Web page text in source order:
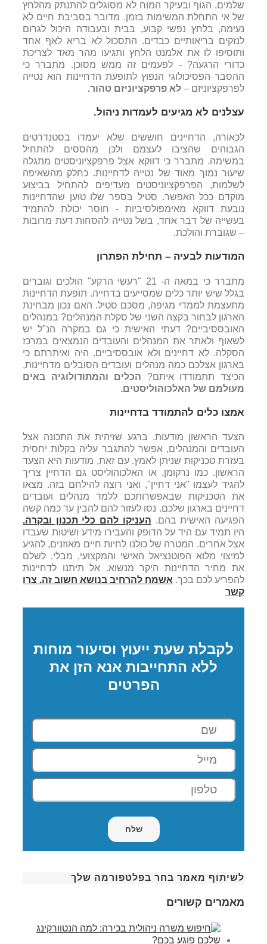
שלמים, הגוף ובעיקר המוח לא מסוגלים להתנתק מהלחץ
של אי התחלת המשימות בזמן. מדובר בסביבת חיים לא
נעימה, בלחץ נפשי קבוע, בבית ובעבודה היכול לגרום
לנזקים בריאותיים כבדים. התסכול לא בריא לאף אחד
ותוסיפו לו את אלמנט הלחץ ותגיעו מהר מאד לצריכת
כדורי הרגעה? - לפעמים זה ממש מסוכן. מתברר כי
ההסבר הפסיכולוגי הנפוץ לתופעת הדחיינות הוא נטייה
לפרפקציוניזם – לא פרפקציוניזם טהור.
עצלנים לא מגיעים לעמדות ניהול.
לכאורה, הדחיינים חוששים שלא יעמדו בסטנדרטים
הגבוהים שהציבו לעצמם ולכן מהססים להתחיל
במשימה. מתברר כי דווקא אצל פרפקציוניסטים מתגלה
שיעור נמוך מאוד של נטייה לדחיינות. כחלק מהשאיפה
לשלמות, הפרפקציוניסטים מעדיפים להתחיל בביצוע
מוקדם ככל האפשר. סטיל בספר שלו טוען שהדחיינות
נובעת דווקא מאימפולסיביות - חוסר יכולת להתמיד
בעשייה של דבר אחד, בשל נטייה להסחות דעת מרובות
– שגוברת והולכת.
המודעות לבעיה – תחילת הפתרון
מתברר כי במאה ה- 21 "רעשי הרקע" הולכים וגוברים
בגלל שיש יותר כלים שמסייעים בדחייה. תופעת הדחיינות
מתעצמת לממדי מגיפה, מסכם סטיל. האם נכון מבחינת
הארגון לבחור בקצה השני של סקלת המנהלים? במנהלים
האובססיביים? דעתי האישית כי גם במקרה הנ"ל יש
לשאוף ולאתר את המנהלים והעובדים הנמצאים במרכז
הסקלה. לא דחיינים ולא אובססיביים. היה ואיתרתם כי
בארגון אצלכם כמה מנהלים ועובדים הסובלים מדחיינות,
הכיצד תתמודדו איתם? הכלים והמתודולוגיה באים
מעולמם של האלכוהוליסטים.
אמצו כלים להתמודד בדחיינות
הצעד הראשון מודעות. ברגע שזיהית את התכונה אצל
העובדים והמנהלים, אפשר להתגבר עליה בקלות יחסית
בעזרת טכניקות שניתן לאמץ. עם זאת, מודעות היא הצעד
הראשון. כמו נרקומן, או האלכוהוליסט גם הדחיין צריך
להגיד לעצמו "אני דחיין", ואני רוצה להילחם בזה. מצאו
את הטכניקות שבאפשרותכם ללמד מנהלים ועובדים
דחיינים בארגון שלכם. נסו לעזור להם להבין עד כמה קשה
הפגיעה האישית בהם. העניקו להם כלי תכנון ובקרה.
היו תמיד עם היד על הדופק והעבירו מידע ושיטות שעבדו
אצל אחרים. המטרה של כולנו לחיות חיים מאוזנים, להגיע
למיצוי מלוא הפוטנציאל האישי והמקצועי, מבלי. לשלם
את מחיר הדחיינות היקר מנשוא. אל תיתנו לדחיינות
להפריע לכם בכך. אשמח להרחיב בנושא חשוב זה. צרו
קשר
לקבלת שעת ייעוץ וסיעור מוחות
ללא התחייבות אנא הזן את
הפרטים
לשיתוף מאמר בחר בפלטפורמה שלך
מאמרים קשורים